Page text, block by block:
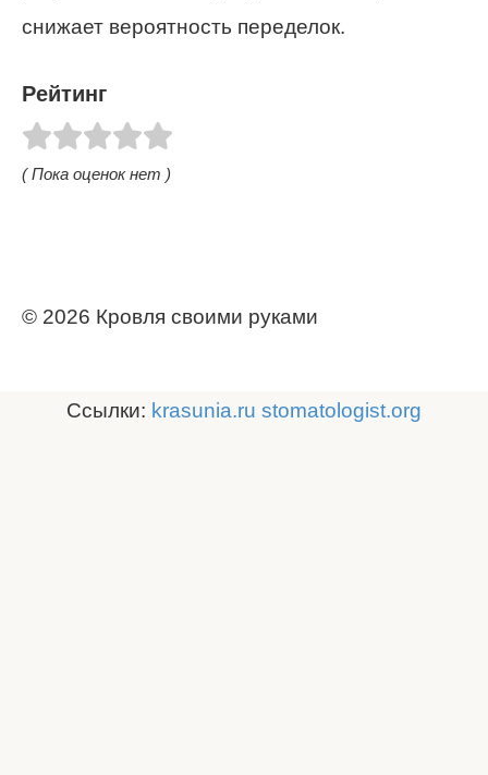
снижает вероятность переделок.
Рейтинг
( Пока оценок нет )
© 2026 Кровля своими руками
Ссылки: krasunia.ru stomatologist.org